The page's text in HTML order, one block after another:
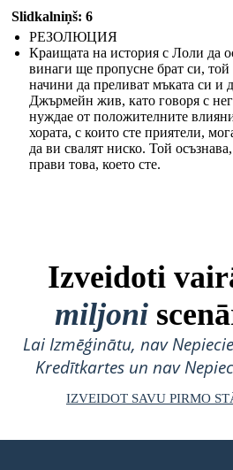
Slidkalniņš: 6
РЕЗОЛЮЦИЯ
Краищата на история с Лоли да
винаги ще пропусне брат си,
начини да преливат мъката си и
Джърмейн жив, като говоря с
нуждае от положителните
хората, с които сте приятели,
да ви свалят ниско. Той
прави това, което сте.
Izveidoti
miljoni
Lai Izmēģinātu, nav
Kredītkartes un nav
IZVEIDOT SAVU PIRMO